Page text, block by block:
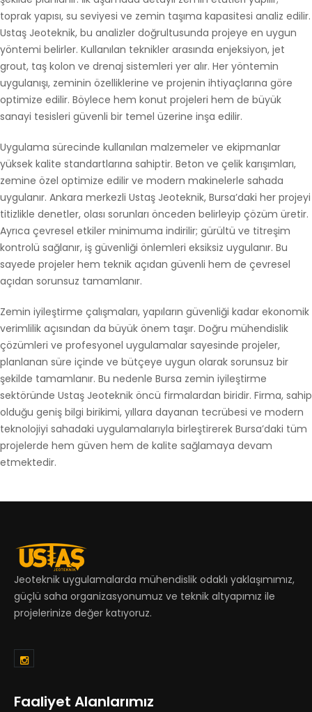
toprak yapısı, su seviyesi ve zemin taşıma kapasitesi analiz edilir.
Ustaş Jeoteknik, bu analizler doğrultusunda projeye en uygun
yöntemi belirler. Kullanılan teknikler arasında enjeksiyon, jet
grout, taş kolon ve drenaj sistemleri yer alır. Her yöntemin
uygulanışı, zeminin özelliklerine ve projenin ihtiyaçlarına göre
optimize edilir. Böylece hem konut projeleri hem de büyük
sanayi tesisleri güvenli bir temel üzerine inşa edilir.
Uygulama sürecinde kullanılan malzemeler ve ekipmanlar
yüksek kalite standartlarına sahiptir. Beton ve çelik karışımları,
zemine özel optimize edilir ve modern makinelerle sahada
uygulanır. Ankara merkezli Ustaş Jeoteknik, Bursa’daki her projeyi
titizlikle denetler, olası sorunları önceden belirleyip çözüm üretir.
Ayrıca çevresel etkiler minimuma indirilir; gürültü ve titreşim
kontrolü sağlanır, iş güvenliği önlemleri eksiksiz uygulanır. Bu
sayede projeler hem teknik açıdan güvenli hem de çevresel
açıdan sorunsuz tamamlanır.
Zemin iyileştirme çalışmaları, yapıların güvenliği kadar ekonomik
verimlilik açısından da büyük önem taşır. Doğru mühendislik
çözümleri ve profesyonel uygulamalar sayesinde projeler,
planlanan süre içinde ve bütçeye uygun olarak sorunsuz bir
şekilde tamamlanır. Bu nedenle Bursa zemin iyileştirme
sektöründe Ustaş Jeoteknik öncü firmalardan biridir. Firma, sahip
olduğu geniş bilgi birikimi, yıllara dayanan tecrübesi ve modern
teknolojiyi sahadaki uygulamalarıyla birleştirerek Bursa’daki tüm
projelerde hem güven hem de kalite sağlamaya devam
etmektedir.
Jeoteknik uygulamalarda mühendislik odaklı yaklaşımımız,
güçlü saha organizasyonumuz ve teknik altyapımız ile
projelerinize değer katıyoruz.
Faaliyet Alanlarımız